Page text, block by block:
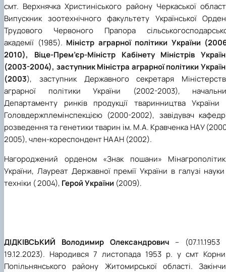
смт. Верхнячка Христиніського району Черкаської
Випускник зоотехнічного факультету Української
Трудового Червоного Прапора
академії (1985). Міністр аграрної політики України
2010), Віце-Прем’єр-Міністр Кабінету Міністрів
(2003-2004), заступник Міністра аграрної політики
(2003), заступник Державного секретаря
аграрної політики України (2002-2003),
Департаменту ринків продукції тваринництва України
Головдержплемінспекцією (2000-2002), завідувач
розведення та генетики тварин ім. М.А. Кравченка НАУ
2005), член-кореспондент НААН (2002).
Нагороджений орденом «Знак пошани»
України, Лауреат Державної премії України в галузі науки
техніки ( 2004), Герой України (2009).
ДІДКІВСЬКИЙ Володимир Олександрович – (07.11.1953
19.12.2023). Народився 7 листопада 1953 р. у смт
Попільнянського району Житомирської області.